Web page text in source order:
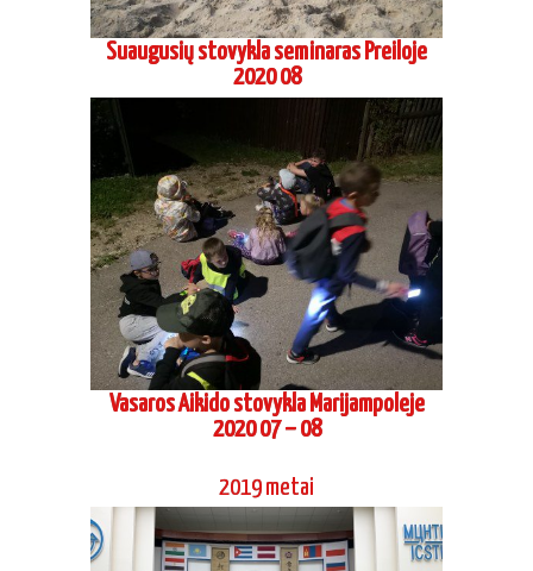
Suaugusių stovykla seminaras Preiloje
2020 08
Vasaros Aikido stovykla Marijampoleje
2020 07 – 08
2019 metai